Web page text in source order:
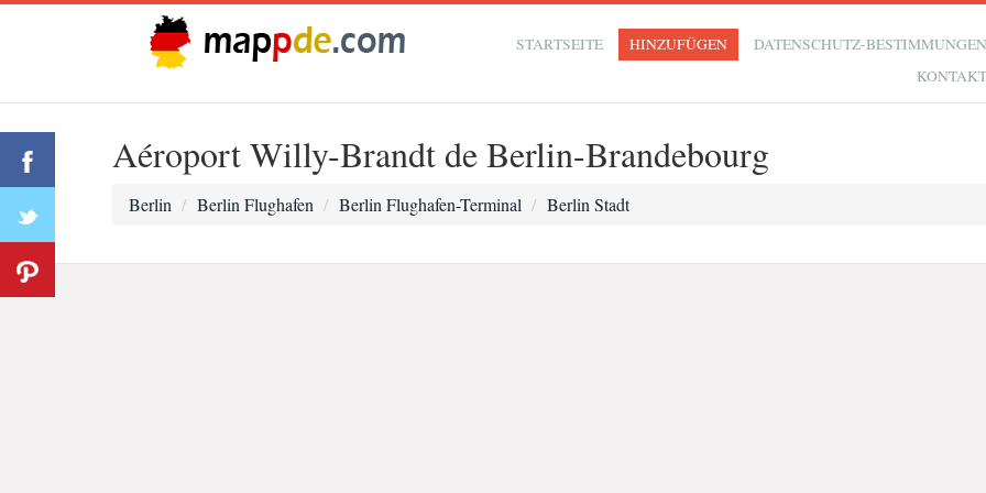
STARTSEITE HINZUFÜGEN
DATENSCHUTZ-
Aéroport Willy-Brandt de Berlin-Brandebourg
Berlin Berlin Flughafen Berlin Flughafen-Terminal Berlin Stadt